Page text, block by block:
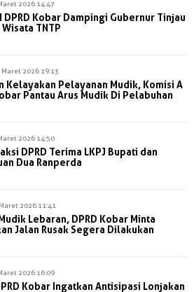
2026 14:47
DPRD Kobar Dampingi Gubernur Tinjau
TNTP
Maret 2026 19:13
Kelayakan Pelayanan Mudik, Komisi A
Pantau Arus Mudik Di Pelabuhan
2026 14:50
DPRD Terima LKPJ Bupati dan
Dua Ranperda
2026 11:41
Lebaran, DPRD Kobar Minta
Jalan Rusak Segera Dilakukan
2026 16:09
Kobar Ingatkan Antisipasi Lonjakan